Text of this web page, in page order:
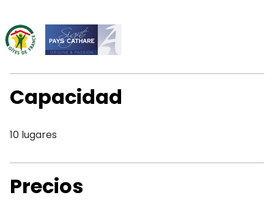
Capacidad
10 lugares
Precios